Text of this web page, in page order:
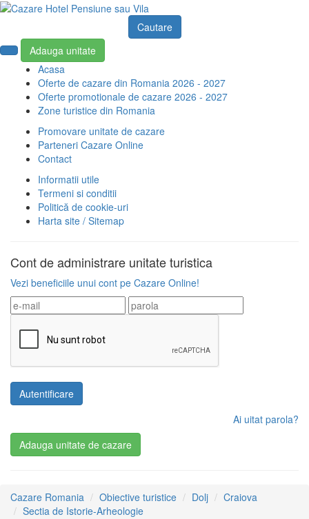
Cautare
Adauga unitate
Acasa
Oferte de cazare din Romania 2026 - 2027
Oferte promotionale de cazare 2026 - 2027
Zone turistice din Romania
Promovare unitate de cazare
Parteneri Cazare Online
Contact
Informatii utile
Termeni si conditii
Politică de cookie-uri
Harta site / Sitemap
Cont de administrare unitate turistica
Vezi beneficiile unui cont pe Cazare Online!
Ai uitat parola?
Adauga unitate de cazare
Cazare Romania Obiective turistice Dolj
Craiova
Sectia de Istorie-Arheologie